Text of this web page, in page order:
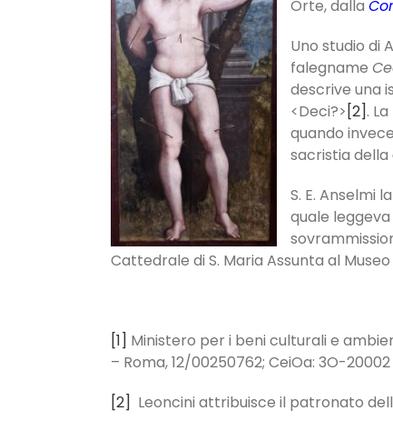
Orte, dalla
Uno studio di
falegname
descrive una
<Deci?> [2].
quando
sacristia della
S. E. Anselmi
quale
Cattedrale di S. Maria Assunta al
[1] Ministero per i beni culturali e
– Roma, 12/00250762; CeiOa: 3O-20002
[2] Leoncini attribuisce il patronato